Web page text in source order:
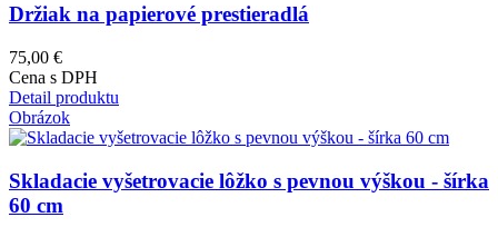
Držiak na papierové prestieradlá
75,00 €
Cena s DPH
Detail produktu
Obrázok
Skladacie vyšetrovacie lôžko s pevnou výškou - šírka
60 cm